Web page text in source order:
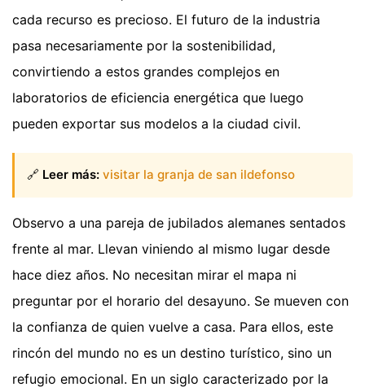
cada recurso es precioso. El futuro de la industria
pasa necesariamente por la sostenibilidad,
convirtiendo a estos grandes complejos en
laboratorios de eficiencia energética que luego
pueden exportar sus modelos a la ciudad civil.
🔗 Leer más: visitar la granja de san ildefonso
Observo a una pareja de jubilados alemanes sentados
frente al mar. Llevan viniendo al mismo lugar desde
hace diez años. No necesitan mirar el mapa ni
preguntar por el horario del desayuno. Se mueven con
la confianza de quien vuelve a casa. Para ellos, este
rincón del mundo no es un destino turístico, sino un
refugio emocional. En un siglo caracterizado por la